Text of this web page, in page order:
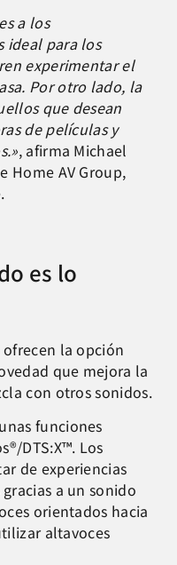
a los
ideal para los
experimentar el
Por otro lado, la
que desean
de películas y
, afirma Michael
Home AV Group,
es lo
ofrecen la opción
que mejora la
con otros sonidos.
funciones
DTS:X™. Los
de experiencias
a un sonido
orientados hacia
altavoces